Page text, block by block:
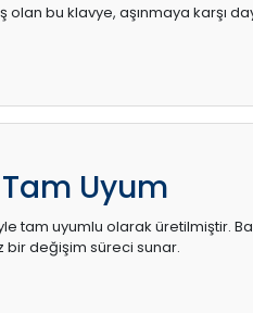
bu klavye, aşınmaya karşı
Uyum
tam uyumlu olarak üretilmiştir.
değişim süreci sunar.